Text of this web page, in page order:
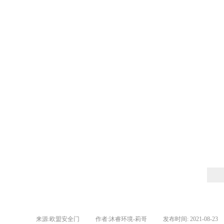
来源:欧盟安全门 作者:沐睿环境-莉哥 发布时间: 2021-08-23